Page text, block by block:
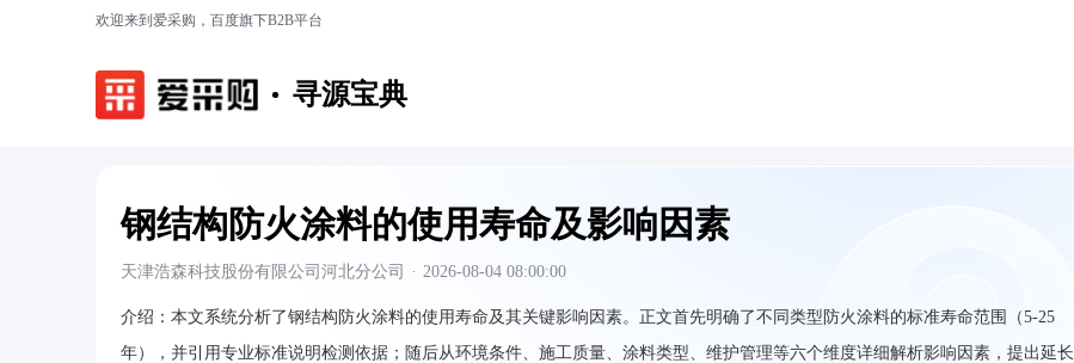
欢迎来到爱采购，百度旗下B2B平台
寻源宝典
钢结构防火涂料的使用寿命及影响因素
天津浩森科技股份有限公司河北分公司 · 2026-08-04 08:00:00
介绍： 本文系统分析了钢结构防火涂料的使用寿命及其关键影响因素。正文首先明确了不同类型防火涂料的标准寿命范围（5-25
年），并引用专业标准说明检测依据；随后从环境条件、施工质量、涂料类型、维护管理等六个维度详细解析影响因素，提出延长